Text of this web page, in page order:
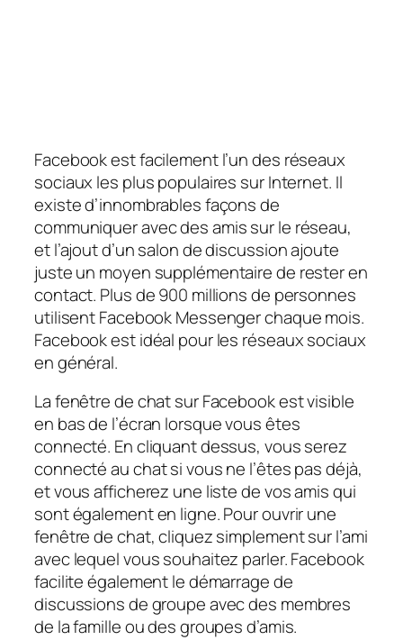
Facebook est facilement l’un des réseaux
sociaux les plus populaires sur Internet. Il
existe d’innombrables façons de
communiquer avec des amis sur le réseau,
et l’ajout d’un salon de discussion ajoute
juste un moyen supplémentaire de rester en
contact. Plus de 900 millions de personnes
utilisent Facebook Messenger chaque mois.
Facebook est idéal pour les réseaux sociaux
en général.
La fenêtre de chat sur Facebook est visible
en bas de l’écran lorsque vous êtes
connecté. En cliquant dessus, vous serez
connecté au chat si vous ne l’êtes pas déjà,
et vous afficherez une liste de vos amis qui
sont également en ligne. Pour ouvrir une
fenêtre de chat, cliquez simplement sur l’ami
avec lequel vous souhaitez parler. Facebook
facilite également le démarrage de
discussions de groupe avec des membres
de la famille ou des groupes d’amis.